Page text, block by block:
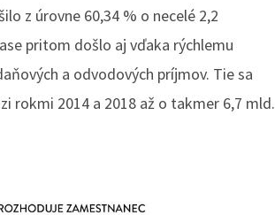
z úrovne 60,34 % o necelé 2,2
pritom došlo aj vďaka rýchlemu
a odvodových príjmov. Tie sa
rokmi 2014 a 2018 až o takmer 6,7 mld.